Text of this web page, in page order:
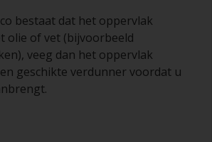
bestaat dat het oppervlak
olie of vet (bijvoorbeeld
veeg dan het oppervlak
geschikte verdunner voordat u